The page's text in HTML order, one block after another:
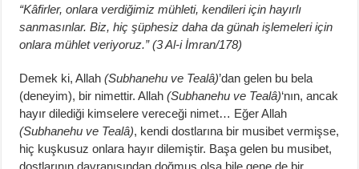
“Kâfirler, onlara verdiğimiz mühleti, kendileri için hayırlı
sanmasınlar. Biz, hiç şüphesiz daha da günah işlemeleri için
onlara mühlet veriyoruz.” (3 Al-i İmran/178)
Demek ki, Allah(Subhanehu ve Tealâ)’dan gelen bu bela
(deneyim), bir nimettir. Allah(Subhanehu ve Tealâ)‘nın, ancak
hayır dilediği kimselere vereceği nimet… Eğer Allah
(Subhanehu ve Tealâ), kendi dostlarına bir musibet vermişse,
hiç kuşkusuz onlara hayır dilemiştir. Başa gelen bu musibet,
dostlarının davranışından doğmuş olsa bile gene de bir